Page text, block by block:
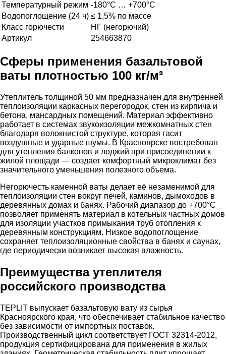
Температурный режим -180°C … +700°C
Водопоглощение (24 ч) ≤ 1,5% по массе
Класс горючести
НГ (негорючий)
Артикул
254663870
Сферы применения базальтовой
ваты плотностью 100 кг/м³
Утеплитель толщиной 50 мм предназначен для внутренней
теплоизоляции каркасных перегородок, стен из кирпича и
бетона, мансардных помещений. Материал эффективно
работает в системах звукоизоляции межкомнатных стен
благодаря волокнистой структуре, которая гасит
воздушные и ударные шумы. В Красноярске востребован
для утепления балконов и лоджий при присоединении к
жилой площади — создает комфортный микроклимат без
значительного уменьшения полезного объема.
Негорючесть каменной ваты делает её незаменимой для
теплоизоляции стен вокруг печей, каминов, дымоходов в
деревянных домах и банях. Рабочий диапазор до +700°C
позволяет применять материал в котельных частных домов
для изоляции участков примыкания труб отопления к
деревянным конструкциям. Низкое водопоглощение
сохраняет теплоизоляционные свойства в банях и саунах,
где периодически возникает высокая влажность.
Преимущества утеплителя
российского производства
TEPLIT выпускает базальтовую вату из сырья
Красноярского края, что обеспечивает стабильное качество
без зависимости от импортных поставок.
Производственный цикл соответствует ГОСТ 32314-2012,
продукция сертифицирована для применения в жилых